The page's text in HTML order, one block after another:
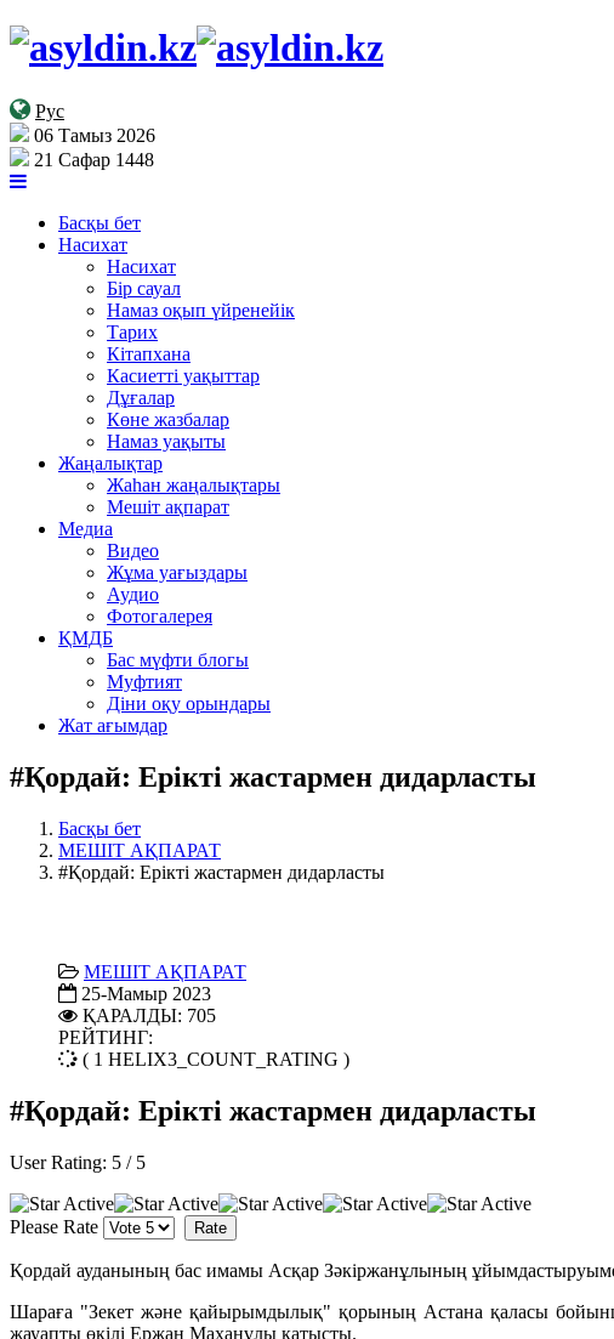
Рус
06 Тамыз 2026
21 Сафар 1448
Басқы бет
Насихат
Насихат
Бір сауал
Намаз оқып үйренейік
Тарих
Кітапхана
Касиетті уақыттар
Дұғалар
Көне жазбалар
Намаз уақыты
Жаңалықтар
Жаһан жаңалықтары
Мешіт ақпарат
Медиа
Видео
Жұма уағыздары
Аудио
Фотогалерея
ҚМДБ
Бас мүфти блогы
Муфтият
Діни оқу орындары
Жат ағымдар
#Қордай: Ерікті жастармен дидарласты
Басқы бет
МЕШІТ АҚПАРАТ
#Қордай: Ерікті жастармен дидарласты
МЕШІТ АҚПАРАТ
25-Мамыр 2023
ҚАРАЛДЫ: 705
РЕЙТИНГ:
( 1 HELIX3_COUNT_RATING )
#Қордай: Ерікті жастармен дидарласты
User Rating: 5 / 5
Please Rate
Қордай ауданының бас имамы Асқар Зәкіржанұлының ұйымдастыруымен
Шараға "Зекет және қайырымдылық" қорының Астана қаласы
жауапты өкілі Ержан Маханұлы қатысты.